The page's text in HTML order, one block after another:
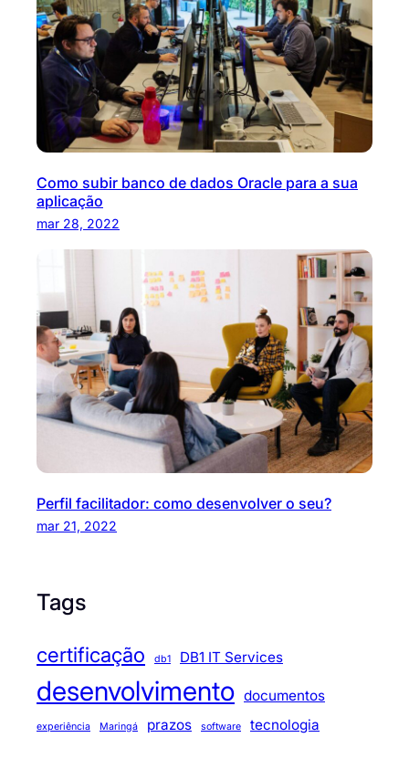
Como subir banco de dados Oracle para a sua
aplicação
mar 28, 2022
Perfil facilitador: como desenvolver o seu?
mar 21, 2022
Tags
certificação db1 DB1 IT Services
desenvolvimento documentos
experiência Maringá prazos software tecnologia